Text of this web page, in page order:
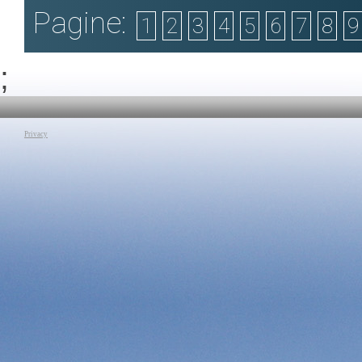
programmi di prevenzione; Il ruolo degli ospedali nella
prevenzione. Infine presenta il progetto “Un albero per la salute”
una campagna di sensibilizzazione sull’interazione fra la tutela
ambientale, nata dalla collaborazione tra l’Arma dei Carabinieri e
nascita di Cristo,
La lezione si
sentimenti che
visione politica
Leonardo da Vin
Pagine: 1 2 3 4 5 6 7 8 9
;
Privacy